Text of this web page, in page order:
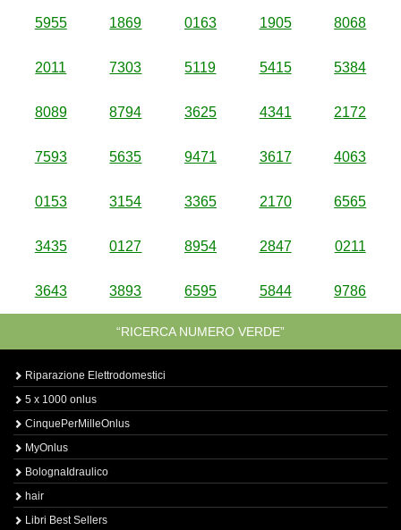
5955 1869 0163 1905 8068
2011 7303 5119 5415 5384
8089 8794 3625 4341 2172
7593 5635 9471 3617 4063
0153 3154 3365 2170 6565
3435 0127 8954 2847 0211
3643 3893 6595 5844 9786
“RICERCA NUMERO VERDE”
Riparazione Elettrodomestici
5 x 1000 onlus
CinquePerMilleOnlus
MyOnlus
BolognaIdraulico
hair
Libri Best Sellers